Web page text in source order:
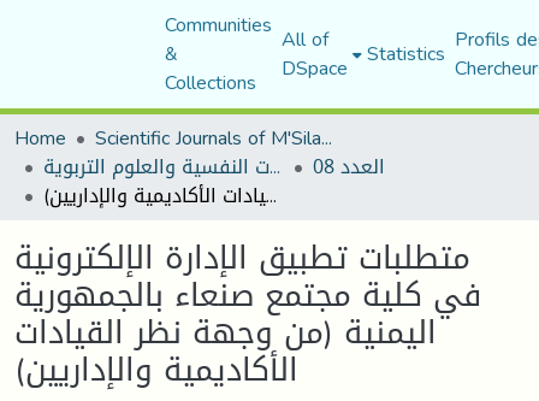
Communities
&
Collections
All of
DSpace Statistics Profils
Home
Scientific Journals of M'Sila University
مجلة الجامع في الدراسات النفسية والعلوم التربوية العدد 08
متطلبات تطبيق الإدارة الإلكترونية في كلية مجتمع صنعاء بالجمهورية اليمنية (من وجهة نظر القيادات الأكاديمية والإداريين)
متطلبات تطبيق الإدارة الإلكترونية
في كلية مجتمع صنعاء بالجمهورية
اليمنية (من وجهة نظر القيادات
الأكاديمية والإداريين)